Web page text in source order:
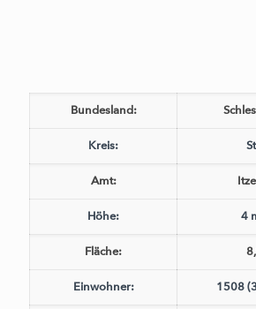
Bundesland:
Kreis:
Amt:
Höhe: 4
Fläche:
Einwohner: 1508